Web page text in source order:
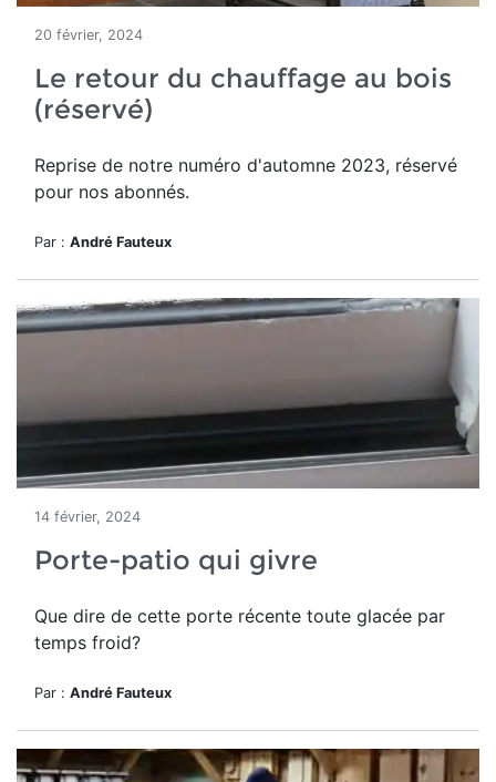
20 février, 2024
Le retour du chauffage au bois
(réservé)
Reprise de notre numéro d'automne 2023, réservé
pour nos abonnés.
Par : André Fauteux
14 février, 2024
Porte-patio qui givre
Que dire de cette porte récente toute glacée par
temps froid?
Par : André Fauteux